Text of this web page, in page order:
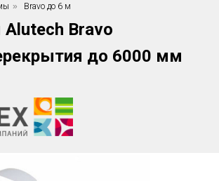
» Bravo до 6 м
Bravo
до 6000 мм